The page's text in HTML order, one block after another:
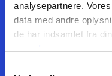
analysepartnere.
data med andre
de har indsamlet fra
BILETTER OG
OM MUSEET